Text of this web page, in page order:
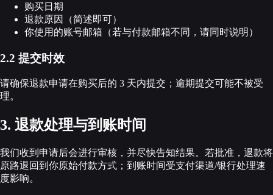
购买日期
退款原因（简述即可）
你使用的账号邮箱（若与付款邮箱不同，请同时说明）
2.2 提交时效
请确保退款申请在购买后的 3 天内提交；逾期提交可能不被受
理。
3. 退款处理与到账时间
我们收到申请后会进行审核，并尽快告知结果。若批准，退款将
原路退回到你原始付款方式；到账时间受支付渠道/银行处理速
度影响。